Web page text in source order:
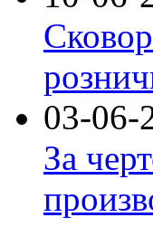
03-06-
За